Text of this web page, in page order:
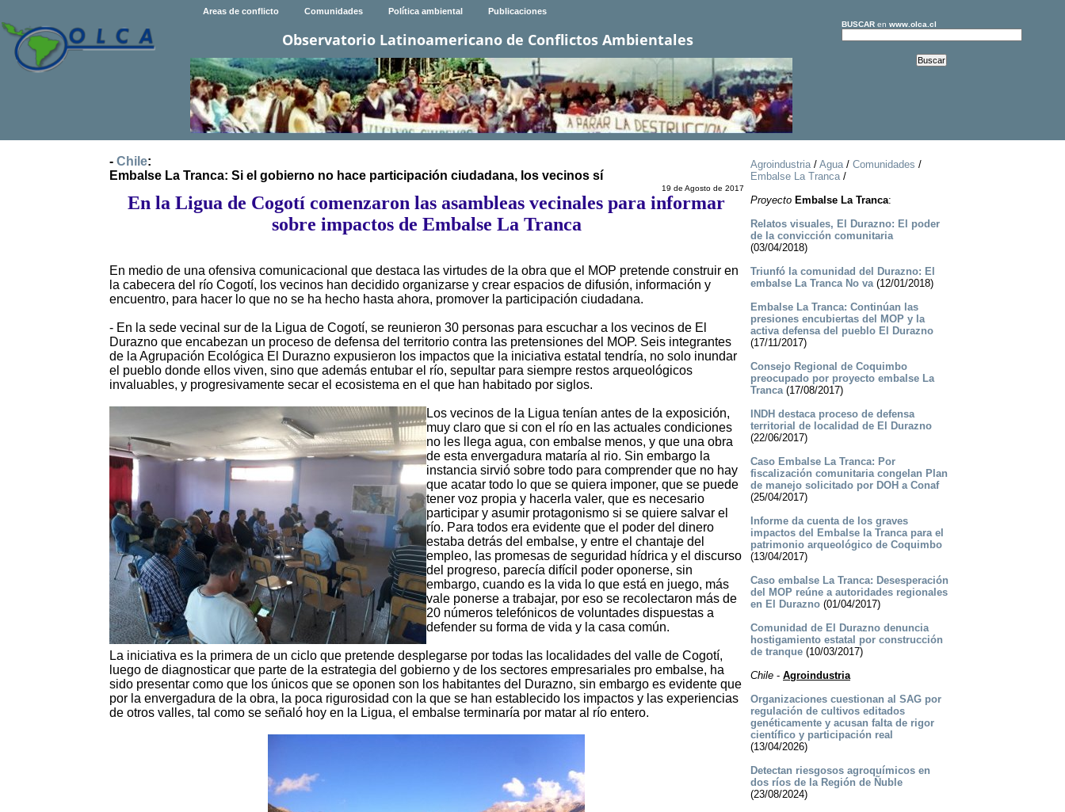
Areas de conflicto Comunidades Política ambiental Publicaciones
Observatorio Latinoamericano de Conflictos Ambientales
BUSCARen www.olca.cl
- Chile:
Embalse La Tranca: Si el gobierno no hace participación ciudadana, los vecinos sí
19 de Agosto de 2017
En la Ligua de Cogotí comenzaron las asambleas vecinales para informar
sobre impactos de Embalse La Tranca
En medio de una ofensiva comunicacional que destaca las virtudes de la obra que el MOP pretende construir en
la cabecera del río Cogotí, los vecinos han decidido organizarse y crear espacios de difusión, información y
encuentro, para hacer lo que no se ha hecho hasta ahora, promover la participación ciudadana.
- En la sede vecinal sur de la Ligua de Cogotí, se reunieron 30 personas para escuchar a los vecinos de El
Durazno que encabezan un proceso de defensa del territorio contra las pretensiones del MOP. Seis integrantes
de la Agrupación Ecológica El Durazno expusieron los impactos que la iniciativa estatal tendría, no solo inundar
el pueblo donde ellos viven, sino que además entubar el río, sepultar para siempre restos arqueológicos
invaluables, y progresivamente secar el ecosistema en el que han habitado por siglos.
Los vecinos de la Ligua tenían antes de la exposición,
muy claro que si con el río en las actuales condiciones
no les llega agua, con embalse menos, y que una obra
de esta envergadura mataría al rio. Sin embargo la
instancia sirvió sobre todo para comprender que no hay
que acatar todo lo que se quiera imponer, que se puede
tener voz propia y hacerla valer, que es necesario
participar y asumir protagonismo si se quiere salvar el
río. Para todos era evidente que el poder del dinero
estaba detrás del embalse, y entre el chantaje del
empleo, las promesas de seguridad hídrica y el discurso
del progreso, parecía difícil poder oponerse, sin
embargo, cuando es la vida lo que está en juego, más
vale ponerse a trabajar, por eso se recolectaron más de
20 números telefónicos de voluntades dispuestas a
defender su forma de vida y la casa común.
La iniciativa es la primera de un ciclo que pretende desplegarse por todas las localidades del valle de Cogotí,
luego de diagnosticar que parte de la estrategia del gobierno y de los sectores empresariales pro embalse, ha
sido presentar como que los únicos que se oponen son los habitantes del Durazno, sin embargo es evidente que
por la envergadura de la obra, la poca rigurosidad con la que se han establecido los impactos y las experiencias
de otros valles, tal como se señaló hoy en la Ligua, el embalse terminaría por matar al río entero.
Agroindustria/ Agua/ Comunidades /
Embalse La Tranca/
Proyecto Embalse La Tranca:
Relatos visuales, El Durazno: El poder
de la convicción comunitaria
(03/04/2018)
Triunfó la comunidad del Durazno: El
embalse La Tranca No va(12/01/2018)
Embalse La Tranca: Continúan las
presiones encubiertas del MOP y la
activa defensa del pueblo El Durazno
(17/11/2017)
Consejo Regional de Coquimbo
preocupado por proyecto embalse La
Tranca(17/08/2017)
INDH destaca proceso de defensa
territorial de localidad de El Durazno
(22/06/2017)
Caso Embalse La Tranca: Por
fiscalización comunitaria congelan Plan
de manejo solicitado por DOH a Conaf
(25/04/2017)
Informe da cuenta de los graves
impactos del Embalse la Tranca para el
patrimonio arqueológico de Coquimbo
(13/04/2017)
Caso embalse La Tranca: Desesperación
del MOP reúne a autoridades regionales
en El Durazno(01/04/2017)
Comunidad de El Durazno denuncia
hostigamiento estatal por construcción
de tranque(10/03/2017)
Chile- Agroindustria
Organizaciones cuestionan al SAG por
regulación de cultivos editados
genéticamente y acusan falta de rigor
científico y participación real
(13/04/2026)
Detectan riesgosos agroquímicos en
dos ríos de la Región de Ñuble
(23/08/2024)